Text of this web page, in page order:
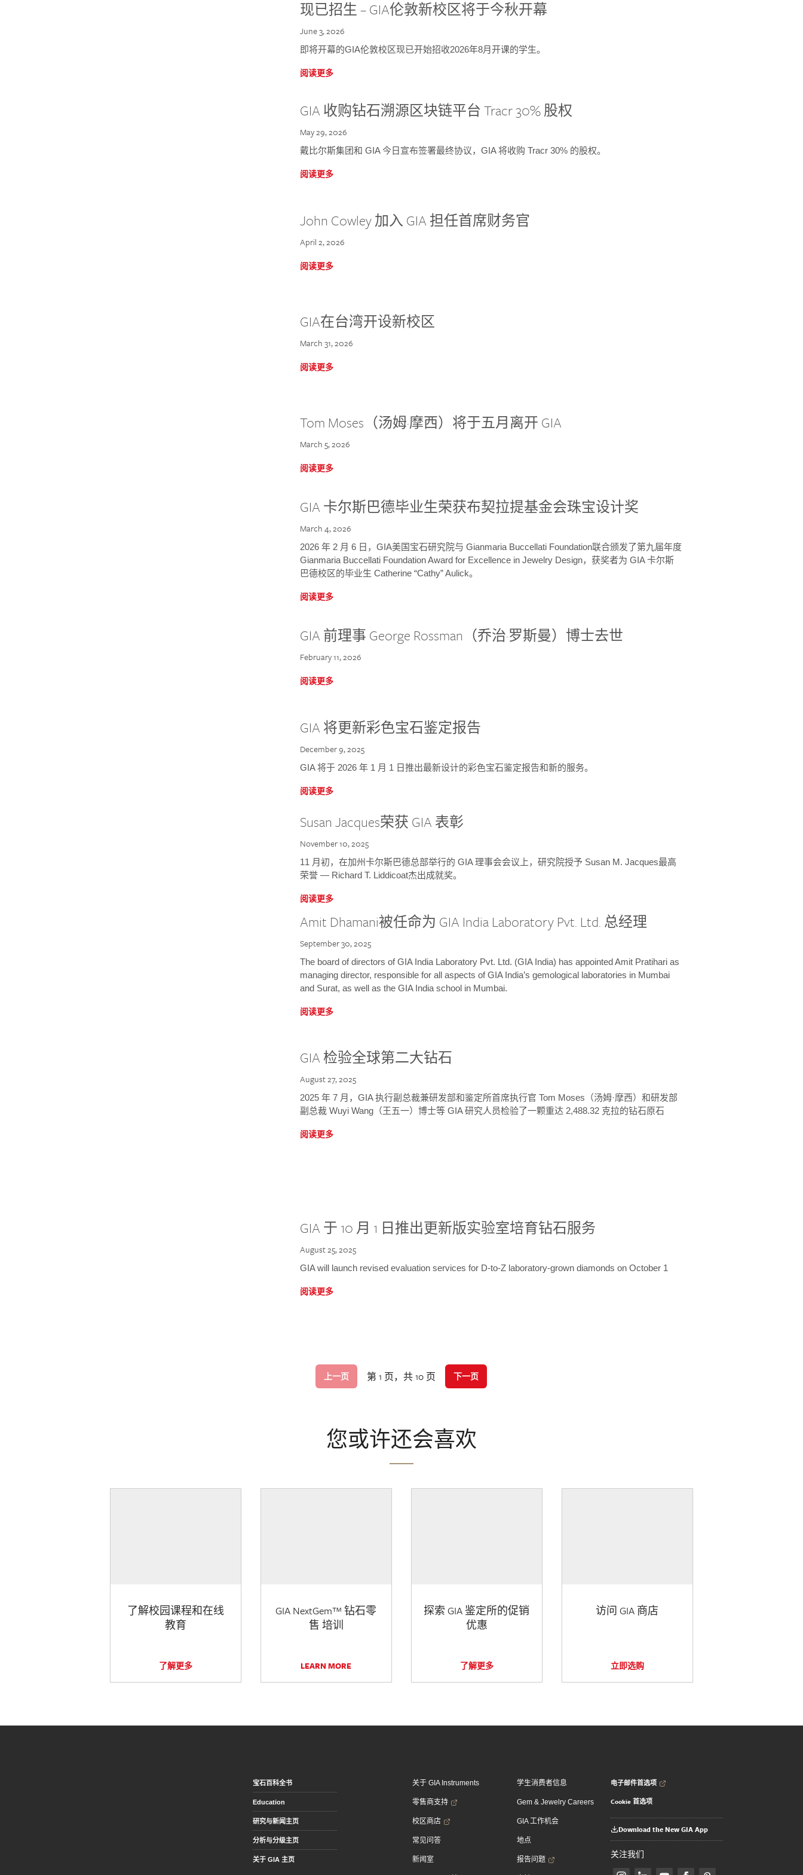
现已招生 – GIA伦敦新校区将于今秋开幕
June 3, 2026
即将开幕的GIA伦敦校区现已开始招收2026年8月开课的学生。
阅读更多
GIA 收购钻石溯源区块链平台 Tracr 30% 股权
May 29, 2026
戴比尔斯集团和 GIA 今日宣布签署最终协议，GIA 将收购 Tracr 30% 的股权。
阅读更多
John Cowley 加入 GIA 担任首席财务官
April 2, 2026
阅读更多
GIA在台湾开设新校区
March 31, 2026
阅读更多
Tom Moses（汤姆·摩西）将于五月离开 GIA
March 5, 2026
阅读更多
GIA 卡尔斯巴德毕业生荣获布契拉提基金会珠宝设计奖
March 4, 2026
2026 年 2 月 6 日，GIA美国宝石研究院与 Gianmaria Buccellati Foundation联合颁发了第九届年度
Gianmaria Buccellati Foundation Award for Excellence in Jewelry Design，获奖者为 GIA 卡尔斯
巴德校区的毕业生 Catherine “Cathy” Aulick。
阅读更多
GIA 前理事 George Rossman（乔治·罗斯曼）博士去世
February 11, 2026
阅读更多
GIA 将更新彩色宝石鉴定报告
December 9, 2025
GIA 将于 2026 年 1 月 1 日推出最新设计的彩色宝石鉴定报告和新的服务。
阅读更多
Susan Jacques荣获 GIA 表彰
November 10, 2025
11 月初，在加州卡尔斯巴德总部举行的 GIA 理事会会议上，研究院授予 Susan M. Jacques最高
荣誉 — Richard T. Liddicoat杰出成就奖。
阅读更多
Amit Dhamani被任命为 GIA India Laboratory Pvt. Ltd. 总经理
September 30, 2025
The board of directors of GIA India Laboratory Pvt. Ltd. (GIA India) has appointed Amit Pratihari as
managing director, responsible for all aspects of GIA India’s gemological laboratories in Mumbai
and Surat, as well as the GIA India school in Mumbai.
阅读更多
GIA 检验全球第二大钻石
August 27, 2025
2025 年 7 月，GIA 执行副总裁兼研发部和鉴定所首席执行官 Tom Moses（汤姆·摩西）和研发部
副总裁 Wuyi Wang（王五一）博士等 GIA 研究人员检验了一颗重达 2,488.32 克拉的钻石原石
阅读更多
GIA 于 10 月 1 日推出更新版实验室培育钻石服务
August 25, 2025
GIA will launch revised evaluation services for D-to-Z laboratory-grown diamonds on October 1
阅读更多
上一页 第 1 页，共 10 页 下一页
您或许还会喜欢
了解校园课程和在线
教育
了解更多
GIA NextGem™ 钻石零
售 培训
LEARN MORE
探索 GIA 鉴定所的促销
优惠
了解更多
访问 GIA 商店
立即选购
宝石百科全书
Education
研究与新闻主页
分析与分级主页
关于 GIA 主页
关于 GIA Instruments
零售商支持
校区商店
常见问答
新闻室
学生消费者信息
Gem & Jewelry Careers
GIA 工作机会
地点
报告问题
电子邮件首选项
Cookie 首选项
Download the New GIA App
关注我们